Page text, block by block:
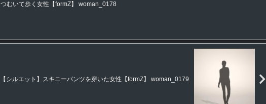
つむいて歩く女性【formZ】 woman_0178
【シルエット】スキニーパンツを穿いた女性【formZ】 woman_0179